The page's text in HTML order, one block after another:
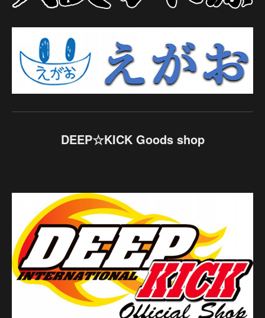
DEEP☆KICK Goods shop